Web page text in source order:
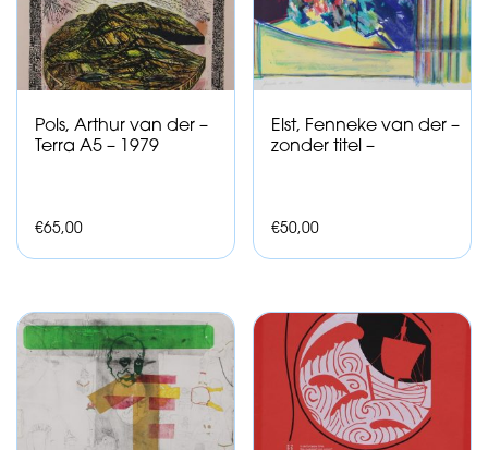
Pols, Arthur van der –
Terra A5 – 1979
€65,00
Elst, Fenneke van der –
zonder titel –
€50,00